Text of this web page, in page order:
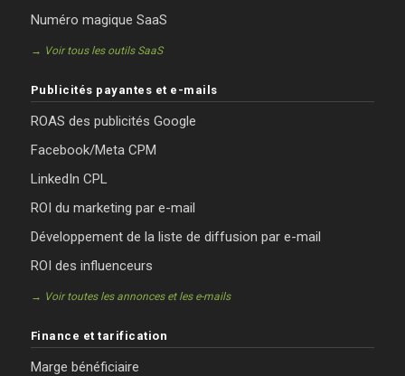
Numéro magique SaaS
→ Voir tous les outils SaaS
Publicités payantes et e-mails
ROAS des publicités Google
Facebook/Meta CPM
LinkedIn CPL
ROI du marketing par e-mail
Développement de la liste de diffusion par e-mail
ROI des influenceurs
→ Voir toutes les annonces et les e-mails
Finance et tarification
Marge bénéficiaire